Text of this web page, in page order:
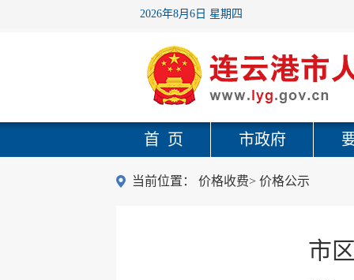
2026年8月6日 星期四
首 页 市政府
当前位置： 价格收费> 价格公示
市